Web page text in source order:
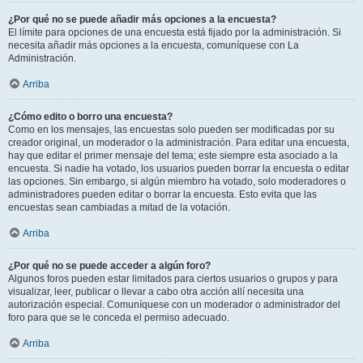
¿Por qué no se puede añadir más opciones a la encuesta?
El límite para opciones de una encuesta está fijado por la administración. Si
necesita añadir más opciones a la encuesta, comuníquese con La
Administración.
Arriba
¿Cómo edito o borro una encuesta?
Como en los mensajes, las encuestas solo pueden ser modificadas por su
creador original, un moderador o la administración. Para editar una encuesta,
hay que editar el primer mensaje del tema; este siempre esta asociado a la
encuesta. Si nadie ha votado, los usuarios pueden borrar la encuesta o editar
las opciones. Sin embargo, si algún miembro ha votado, solo moderadores o
administradores pueden editar o borrar la encuesta. Esto evita que las
encuestas sean cambiadas a mitad de la votación.
Arriba
¿Por qué no se puede acceder a algún foro?
Algunos foros pueden estar limitados para ciertos usuarios o grupos y para
visualizar, leer, publicar o llevar a cabo otra acción allí necesita una
autorización especial. Comuníquese con un moderador o administrador del
foro para que se le conceda el permiso adecuado.
Arriba